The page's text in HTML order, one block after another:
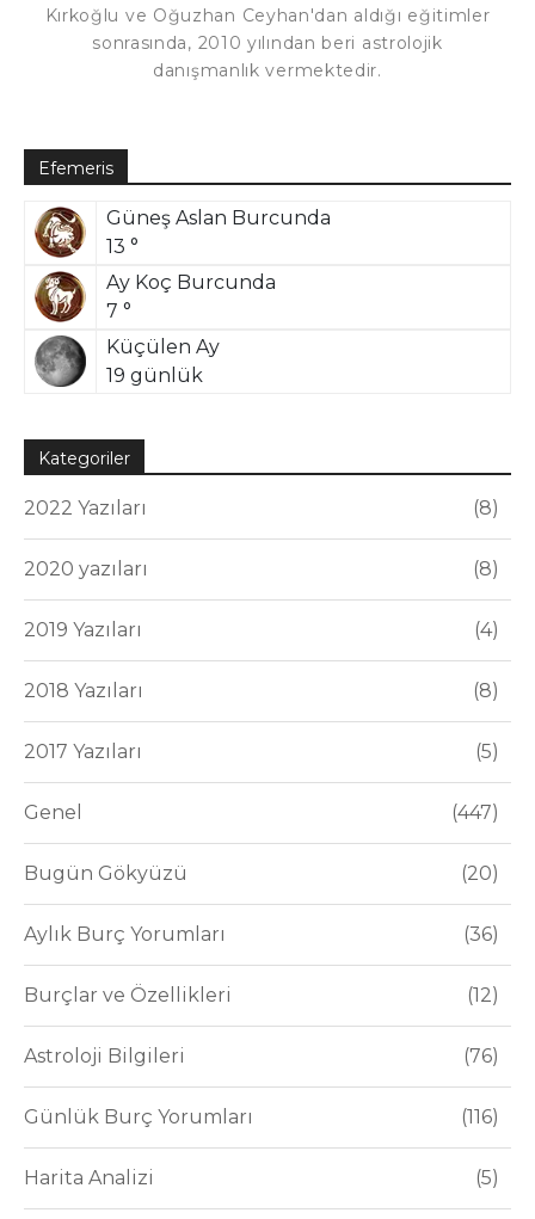
Kırkoğlu ve Oğuzhan Ceyhan'dan aldığı eğitimler
sonrasında, 2010 yılından beri astrolojik
danışmanlık vermektedir.
Efemeris
Güneş Aslan Burcunda
13 °
Ay Koç Burcunda
7 °
Küçülen Ay
19 günlük
Kategoriler
2022 Yazıları 8
2020 yazıları 8
2019 Yazıları 4
2018 Yazıları 8
2017 Yazıları 5
Genel 447
Bugün Gökyüzü 20
Aylık Burç Yorumları 36
Burçlar ve Özellikleri 12
Astroloji Bilgileri 76
Günlük Burç Yorumları 116
Harita Analizi 5